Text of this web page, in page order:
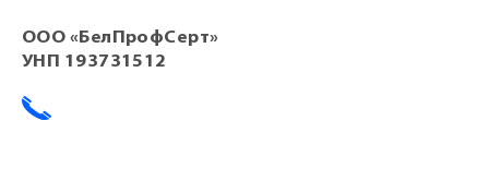
ООО «БелПрофСерт»
УНП 193731512